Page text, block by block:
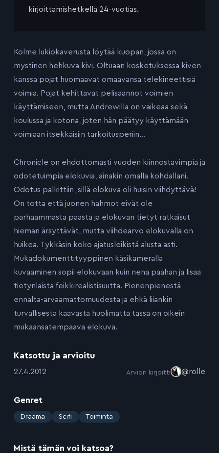
kirjoittamishetkellä 24-vuotias.
Kolme lukiokaverusta löytää kuopan, jossa on
mystinen hehkuva kivi. Oltuaan kosketuksessa kiven
kanssa pojat huomaavat omaavansa telekineettisiä
voimia. Pojat kehittävät pelisäännöt voimien
käyttämiseen, mutta Andrewilla on vaikeaa sekä
koulussa ja kotona, joten hän päätyy käyttämään
voimiaan itsekkäisiin tarkoitusperiin…
Chronicle on ehdottomasti vuoden kiinnostavimpia ja
odotetuimpia elokuvia, ainakin omalla kohdallani.
Odotus palkittiin, sillä elokuva oli huisin viihdyttävä!
On totta että juonen hahmot eivät ole
parhaammasta päästä ja elokuvan tietyt ratkaisut
hieman ärsyttävät, mutta viihdearvo elokuvalla on
huikea. Tykkäsin koko ajatusleikistä alusta asti.
Mukadokumenttityyppinen käsikameralla
kuvaaminen sopii elokuvaan kuin nenä päähän ja lisää
tietynlaista feikkirealistisuutta. Pienenpienestä
ennalta-arvaamattomuudesta ja ehkä liiankin
turvallisesta kaavasta huolimatta tässä on oikein
mukaansatempaava elokuva.
Katsottu ja arvioitu
:27.4.2012 Arvion kirjoitti @rolle
Genret
: Draama Scifi Toiminta
Mistä tämän voi katsoa?